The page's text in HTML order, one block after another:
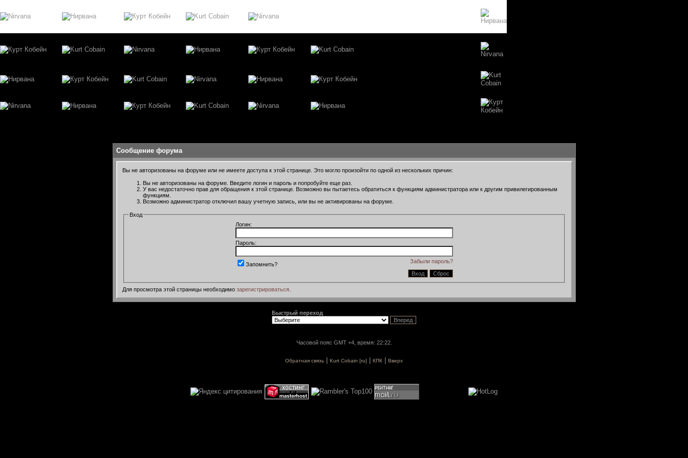
Сообщение форума
Вы не авторизованы на форуме или не имеете доступа к этой странице. Это могло произойти по одной из нескольких причин:
Вы не авторизованы на форуме. Введите логин и пароль и попробуйте еще раз.
У вас недостаточно прав для обращения к этой странице. Возможно вы пытаетесь обратиться к функциям администратора или к другим привилегированным
функциям.
Возможно администратор отключил вашу учетную запись, или вы не активированы на форуме.
Вход
Логин:
Пароль:
Забыли пароль?
Запомнить?
Для просмотра этой страницы необходимо зарегистрироваться.
Быстрый переход
Часовой пояс GMT +4, время: 22:22.
Обратная связь Kurt Cobain [ru] КПК Вверх